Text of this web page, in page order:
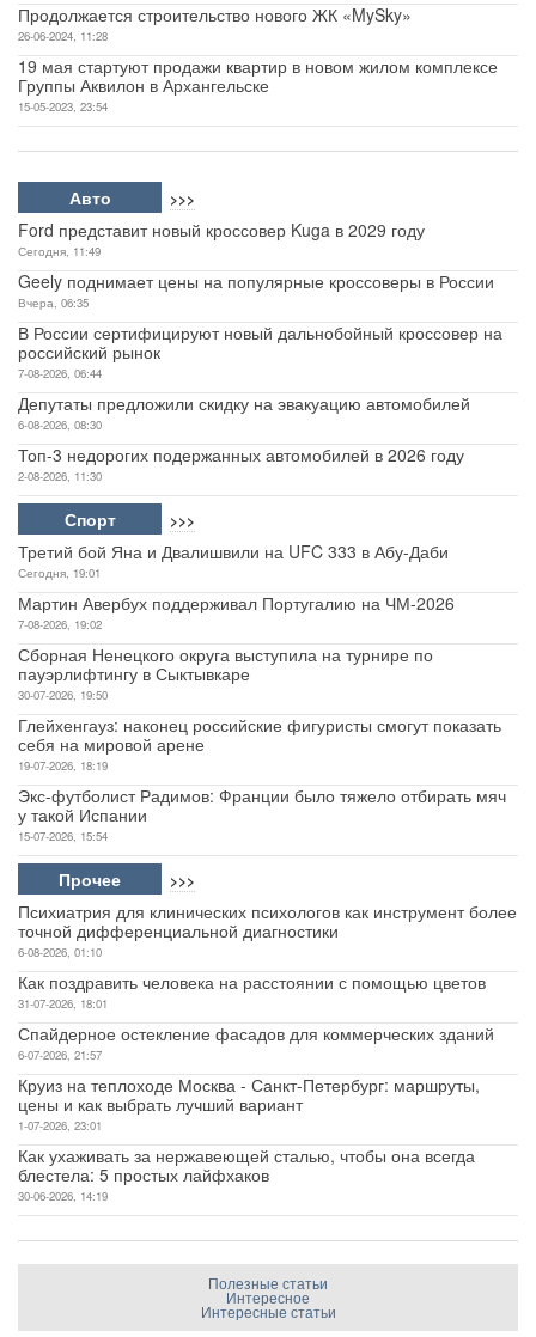
Продолжается строительство нового ЖК «MySky»
26-06-2024, 11:28
19 мая стартуют продажи квартир в новом жилом комплексе
Группы Аквилон в Архангельске
15-05-2023, 23:54
Авто >>>
Ford представит новый кроссовер Kuga в 2029 году
Сегодня, 11:49
Geely поднимает цены на популярные кроссоверы в России
Вчера, 06:35
В России сертифицируют новый дальнобойный кроссовер на
российский рынок
7-08-2026, 06:44
Депутаты предложили скидку на эвакуацию автомобилей
6-08-2026, 08:30
Топ-3 недорогих подержанных автомобилей в 2026 году
2-08-2026, 11:30
Спорт >>>
Третий бой Яна и Двалишвили на UFC 333 в Абу-Даби
Сегодня, 19:01
Мартин Авербух поддерживал Португалию на ЧМ-2026
7-08-2026, 19:02
Сборная Ненецкого округа выступила на турнире по
пауэрлифтингу в Сыктывкаре
30-07-2026, 19:50
Глейхенгауз: наконец российские фигуристы смогут показать
себя на мировой арене
19-07-2026, 18:19
Экс-футболист Радимов: Франции было тяжело отбирать мяч
у такой Испании
15-07-2026, 15:54
Прочее >>>
Психиатрия для клинических психологов как инструмент более
точной дифференциальной диагностики
6-08-2026, 01:10
Как поздравить человека на расстоянии с помощью цветов
31-07-2026, 18:01
Спайдерное остекление фасадов для коммерческих зданий
6-07-2026, 21:57
Круиз на теплоходе Москва - Санкт-Петербург: маршруты,
цены и как выбрать лучший вариант
1-07-2026, 23:01
Как ухаживать за нержавеющей сталью, чтобы она всегда
блестела: 5 простых лайфхаков
30-06-2026, 14:19
Полезные статьи
Интересное
Интересные статьи